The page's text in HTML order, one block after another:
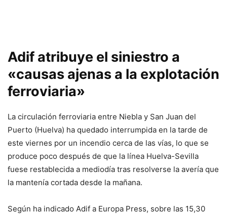
Adif atribuye el siniestro a
«causas ajenas a la explotación
ferroviaria»
La circulación ferroviaria entre Niebla y San Juan del
Puerto (Huelva) ha quedado interrumpida en la tarde de
este viernes por un incendio cerca de las vías, lo que se
produce poco después de que la línea Huelva-Sevilla
fuese restablecida a mediodía tras resolverse la avería que
la mantenía cortada desde la mañana.
Según ha indicado Adif a Europa Press, sobre las 15,30